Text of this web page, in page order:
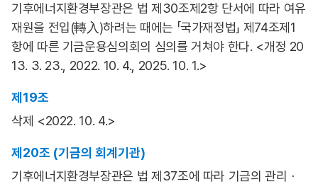
기후에너지환경부장관은 법 제30조제2항 단서에 따라 여유
재원을 전입(轉入)하려는 때에는 「국가재정법」 제74조제1
항에 따른 기금운용심의회의 심의를 거쳐야 한다. <개정 20
13. 3. 23., 2022. 10. 4., 2025. 10. 1.>
제19조
삭제 <2022. 10. 4.>
제20조 (기금의 회계기관)
기후에너지환경부장관은 법 제37조에 따라 기금의 관리ㆍ